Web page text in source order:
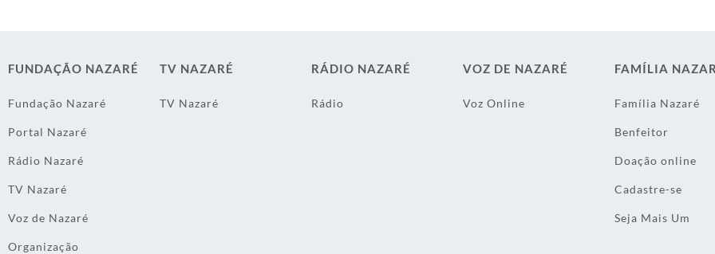
FUNDAÇÃO NAZARÉ
Fundação Nazaré
Portal Nazaré
Rádio Nazaré
TV Nazaré
Voz de Nazaré
Organização
TV NAZARÉ
TV Nazaré
RÁDIO NAZARÉ
Rádio
VOZ DE NAZARÉ
Voz Online
FAMÍLIA
Família Nazaré
Benfeitor
Doação online
Cadastre-se
Seja Mais Um